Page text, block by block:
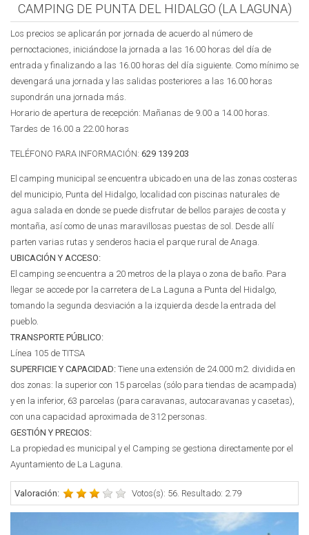
CAMPING DE PUNTA DEL HIDALGO (LA LAGUNA)
Los precios se aplicarán por jornada de acuerdo al número de
pernoctaciones, iniciándose la jornada a las 16.00 horas del día de
entrada y finalizando a las 16.00 horas del día siguiente. Como mínimo se
devengará una jornada y las salidas posteriores a las 16.00 horas
supondrán una jornada más.
Horario de apertura de recepción: Mañanas de 9.00 a 14.00 horas.
Tardes de 16.00 a 22.00 horas
TELÉFONO PARA INFORMACIÓN: 629 139 203
El camping municipal se encuentra ubicado en una de las zonas costeras
del municipio, Punta del Hidalgo, localidad con piscinas naturales de
agua salada en donde se puede disfrutar de bellos parajes de costa y
montaña, así como de unas maravillosas puestas de sol. Desde allí
parten varias rutas y senderos hacia el parque rural de Anaga.
UBICACIÓN Y ACCESO:
El camping se encuentra a 20 metros de la playa o zona de baño. Para
llegar se accede por la carretera de La Laguna a Punta del Hidalgo,
tomando la segunda desviación a la izquierda desde la entrada del
pueblo.
TRANSPORTE PÚBLICO:
Línea 105 de TITSA
SUPERFICIE Y CAPACIDAD: Tiene una extensión de 24.000 m2. dividida en
dos zonas: la superior con 15 parcelas (sólo para tiendas de acampada)
y en la inferior, 63 parcelas (para caravanas, autocaravanas y casetas),
con una capacidad aproximada de 312 personas.
GESTIÓN Y PRECIOS:
La propiedad es municipal y el Camping se gestiona directamente por el
Ayuntamiento de La Laguna.
Valoración: Votos(s): 56. Resultado: 2.79